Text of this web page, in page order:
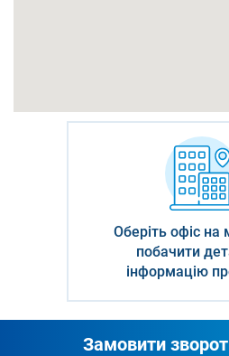
Оберіть офіс на
побачити
інформацію
Замовити